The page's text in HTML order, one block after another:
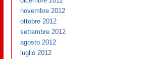
novembre 2012
ottobre 2012
settembre 2012
agosto 2012
luglio 2012